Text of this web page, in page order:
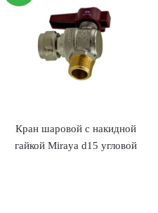
Кран шаровой с накидной
гайкой Miraya d15 угловой